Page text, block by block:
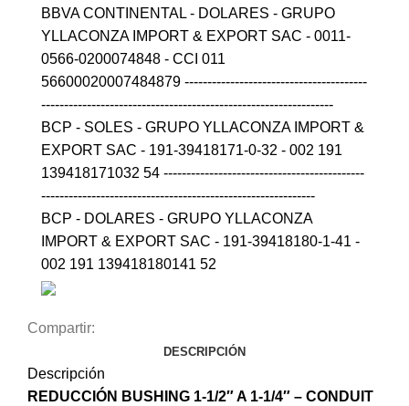
BBVA CONTINENTAL - DOLARES - GRUPO
YLLACONZA IMPORT & EXPORT SAC - 0011-
0566-0200074848 - CCI 011
56600020007484879 ----------------------------------------
----------------------------------------------------------------
BCP - SOLES - GRUPO YLLACONZA IMPORT &
EXPORT SAC - 191-39418171-0-32 - 002 191
139418171032 54 --------------------------------------------
------------------------------------------------------------
BCP - DOLARES - GRUPO YLLACONZA
IMPORT & EXPORT SAC - 191-39418180-1-41 -
002 191 139418180141 52
Compartir:
DESCRIPCIÓN
Descripción
REDUCCIÓN BUSHING 1-1/2″ A 1-1/4″ – CONDUIT